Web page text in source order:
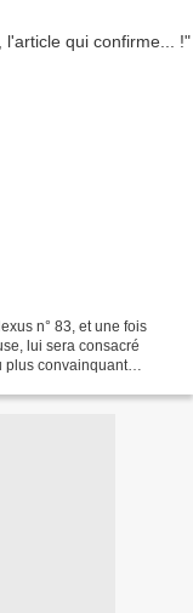
n° 83, et une fois
lui sera consacré
plus convainquant